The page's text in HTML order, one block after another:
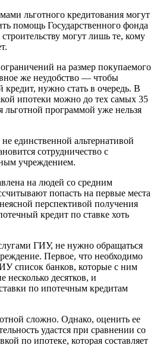
льготного кредитования могут
помощь Государственного фонда
могут лишь те, кому
на размер покупаемого
же неудобство — чтобы
кредит, нужно стать в очередь. В
ипотеки можно до тех самых 35
льготной программой уже нельзя
единственной альтернативой
сотрудничество с
учреждением.
на людей со средним
попасть на первые места
перспективой получения
кредит по ставке хоть
ГИУ, не нужно обращаться
Первое, что необходимо
список банков, которые с ним
несколько десятков, и
по ипотечным кредитам
сложно. Однако, оценить ее
удастся при сравнении со
по ипотеке, которая составляет